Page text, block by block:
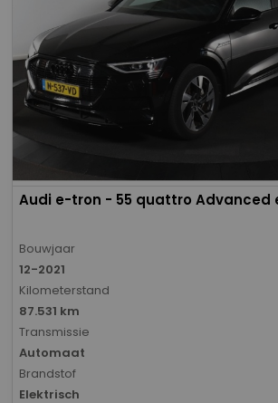
Audi e-tron - 55 quattro Advanced
Bouwjaar
12-2021
Kilometerstand
87.531 km
Transmissie
Automaat
Brandstof
Elektrisch